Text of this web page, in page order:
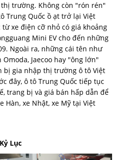
trường. Không còn "rón rén"
Trung Quốc ồ ạt trở lại Việt
xe điện cỡ nhỏ có giá khoảng
Mini EV cho đến những
Ngoài ra, những cái tên như
Jaecoo hay "ông lớn"
bị gia nhập thị trường ô tô Việt
đây, ô tô Trung Quốc tiếp tục
trang bị và giá bán hấp dẫn để
Hàn, xe Nhật, xe Mỹ tại Việt
Lục